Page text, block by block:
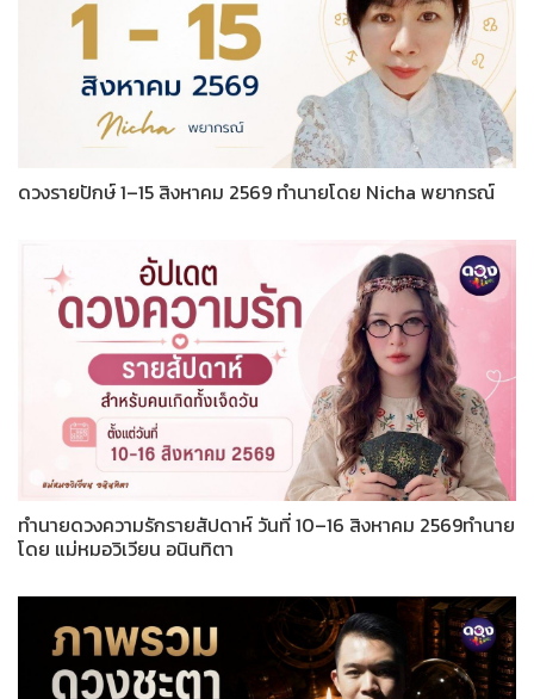
ดวงรายปักษ์ 1–15 สิงหาคม 2569 ทำนายโดย Nicha พยากรณ์
ทำนายดวงความรักรายสัปดาห์ วันที่ 10–16 สิงหาคม 2569ทำนาย
โดย แม่หมอวิเวียน อนินทิตา